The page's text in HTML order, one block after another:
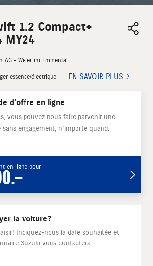
1.2 Compact+
MY24
AG - Weier im Emmental
essence/électrique EN SAVOIR PLUS
d’offre en ligne
vous pouvez nous faire parvenir une
sans engagement, n’importe quand.
en ligne pour
la voiture?
Indiquez-nous la date souhaitée et
Suzuki vous contactera